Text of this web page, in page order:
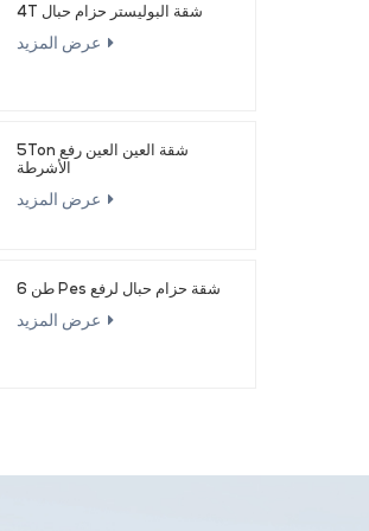
4T شقة البوليستر حزام حبال
5Ton شقة العين العين رفع
الأشرطة
6 طن Pes شقة حزام حبال لرفع